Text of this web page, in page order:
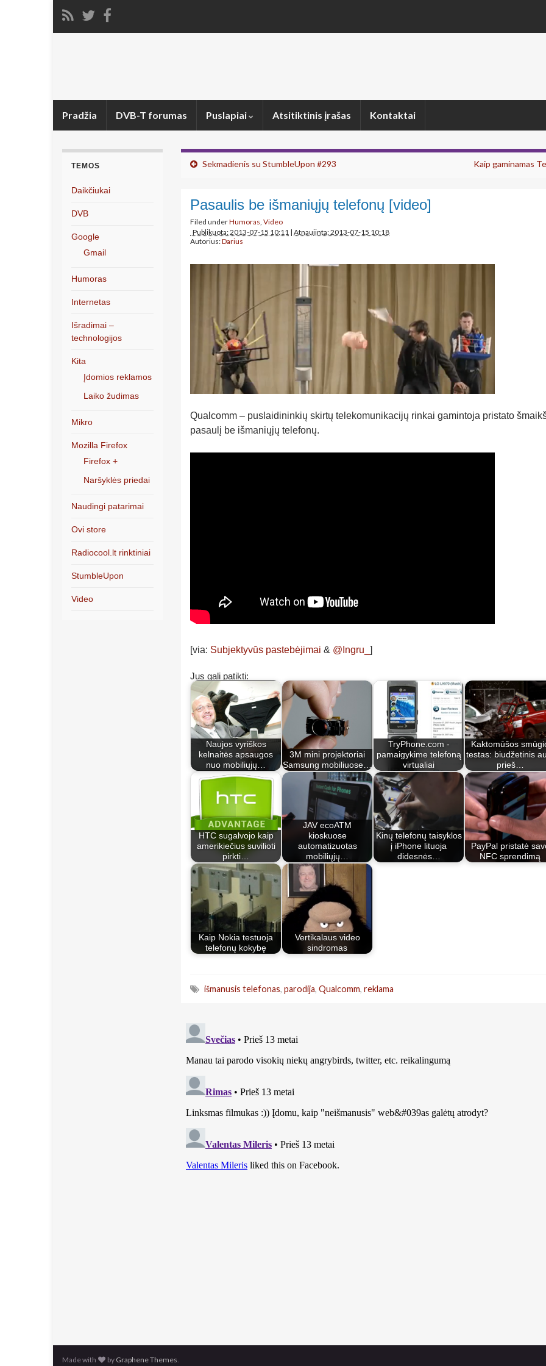
Pradžia DVB-T forumas Puslapiai Atsitiktinis įrašas Kontaktai
Sekmadienis su StumbleUpon #293 Kaip gaminamas
Pasaulis be išmaniųjų telefonų [video]
Filed underHumoras, Video
Publikuota: 2013-07-15 10:11 | Atnaujinta: 2013-07-15 10:18
Autorius:Darius
Qualcomm – puslaidininkių skirtų telekomunikacijų rinkai gamintoja pristato
pasaulį be išmaniųjų telefonų.
[via: Subjektyvūs pastebėjimai & @Ingru_ ]
Jus gali patikti:
Naujos vyriškos
kelnaitės apsaugos
nuo mobiliųjų…
3M mini projektoriai
Samsung mobiliuose…
TryPhone.com -
pamaigykime telefoną
virtualiai
Kaktomūšos
testas: biudžetinis
prieš…
HTC sugalvojo kaip
amerikiečius suvilioti
pirkti…
JAV ecoATM
kioskuose
automatizuotas
mobiliųjų…
Kinų telefonų taisyklos
į iPhone lituoja
didesnės…
PayPal pristatė
NFC sprendimą
Kaip Nokia testuoja
telefonų kokybę
Vertikalaus video
sindromas
išmanusis telefonas, parodija, Qualcomm, reklama
TEMOS
Daikčiukai
DVB
Google
Gmail
Humoras
Internetas
Išradimai –
technologijos
Kita
Įdomios reklamos
Laiko žudimas
Mikro
Mozilla Firefox
Firefox +
Naršyklės priedai
Naudingi patarimai
Ovi store
Radiocool.lt rinktiniai
StumbleUpon
Video
Made with by Graphene Themes